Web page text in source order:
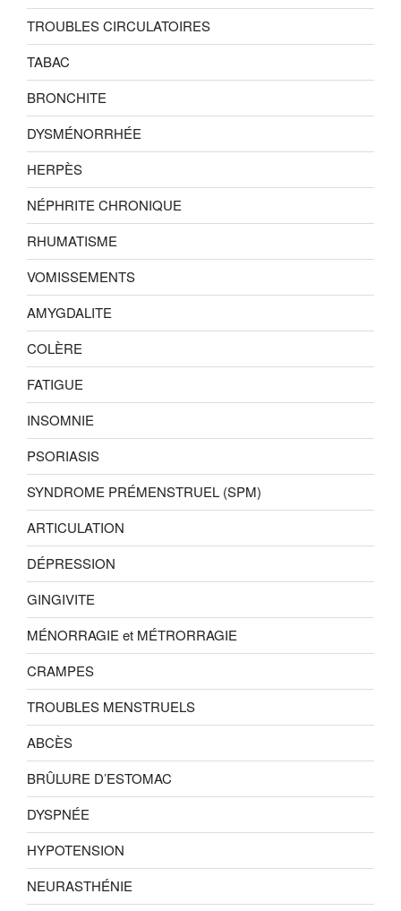
TROUBLES CIRCULATOIRES
TABAC
BRONCHITE
DYSMÉNORRHÉE
HERPÈS
NÉPHRITE CHRONIQUE
RHUMATISME
VOMISSEMENTS
AMYGDALITE
COLÈRE
FATIGUE
INSOMNIE
PSORIASIS
SYNDROME PRÉMENSTRUEL (SPM)
ARTICULATION
DÉPRESSION
GINGIVITE
MÉNORRAGIE et MÉTRORRAGIE
CRAMPES
TROUBLES MENSTRUELS
ABCÈS
BRÛLURE D’ESTOMAC
DYSPNÉE
HYPOTENSION
NEURASTHÉNIE